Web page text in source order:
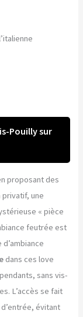
Pouilly sur
proposant des
privatif, une
« pièce
feutrée est
dans ces love
sans vis-
L’accès se fait
évitant